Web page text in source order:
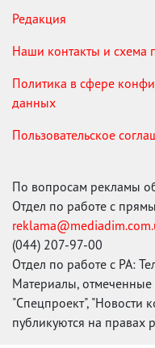
Редакция
Наши контакты и схема
Политика в сфере
данных
Пользовательское
По вопросам рекламы
Отдел по работе с
(044) 207-97-00
Отдел по работе с РА:
Материалы, отмеченные
"Спецпроект", "Новости
публикуются на правах